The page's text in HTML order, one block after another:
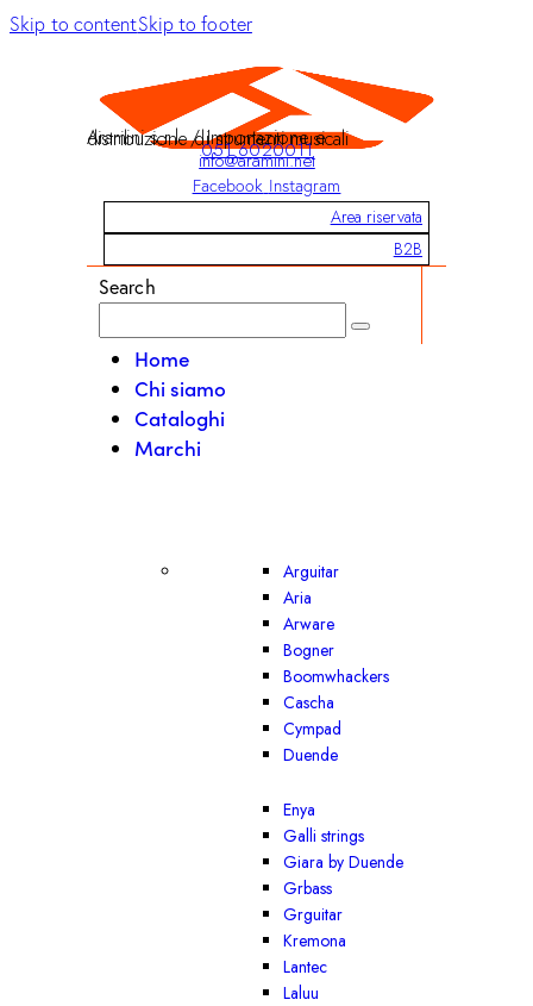
Skip to contentSkip to footer
Aramini s.r.l. / Importazione e distribuzione di strumenti musicali
051 6020011
info@aramini.net
Facebook Instagram
Area riservata
B2B
Search
Home
Chi siamo
Cataloghi
Marchi
Arguitar
Aria
Arware
Bogner
Boomwhackers
Cascha
Cympad
Duende
Enya
Galli strings
Giara by Duende
Grbass
Grguitar
Kremona
Lantec
Laluu